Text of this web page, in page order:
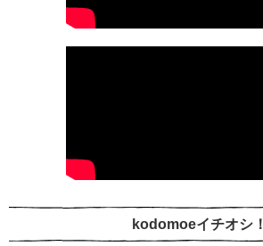
kodomoeイチオシ！